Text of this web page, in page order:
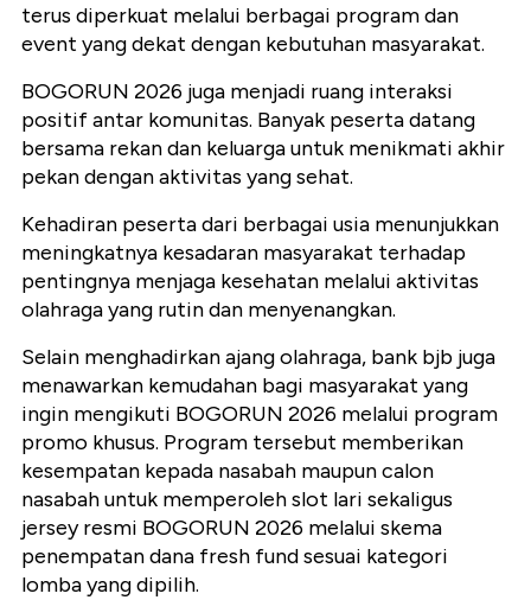
terus diperkuat melalui berbagai program dan
event yang dekat dengan kebutuhan masyarakat.
BOGORUN 2026 juga menjadi ruang interaksi
positif antar komunitas. Banyak peserta datang
bersama rekan dan keluarga untuk menikmati akhir
pekan dengan aktivitas yang sehat.
Kehadiran peserta dari berbagai usia menunjukkan
meningkatnya kesadaran masyarakat terhadap
pentingnya menjaga kesehatan melalui aktivitas
olahraga yang rutin dan menyenangkan.
Selain menghadirkan ajang olahraga, bank bjb juga
menawarkan kemudahan bagi masyarakat yang
ingin mengikuti BOGORUN 2026 melalui program
promo khusus. Program tersebut memberikan
kesempatan kepada nasabah maupun calon
nasabah untuk memperoleh slot lari sekaligus
jersey resmi BOGORUN 2026 melalui skema
penempatan dana fresh fund sesuai kategori
lomba yang dipilih.